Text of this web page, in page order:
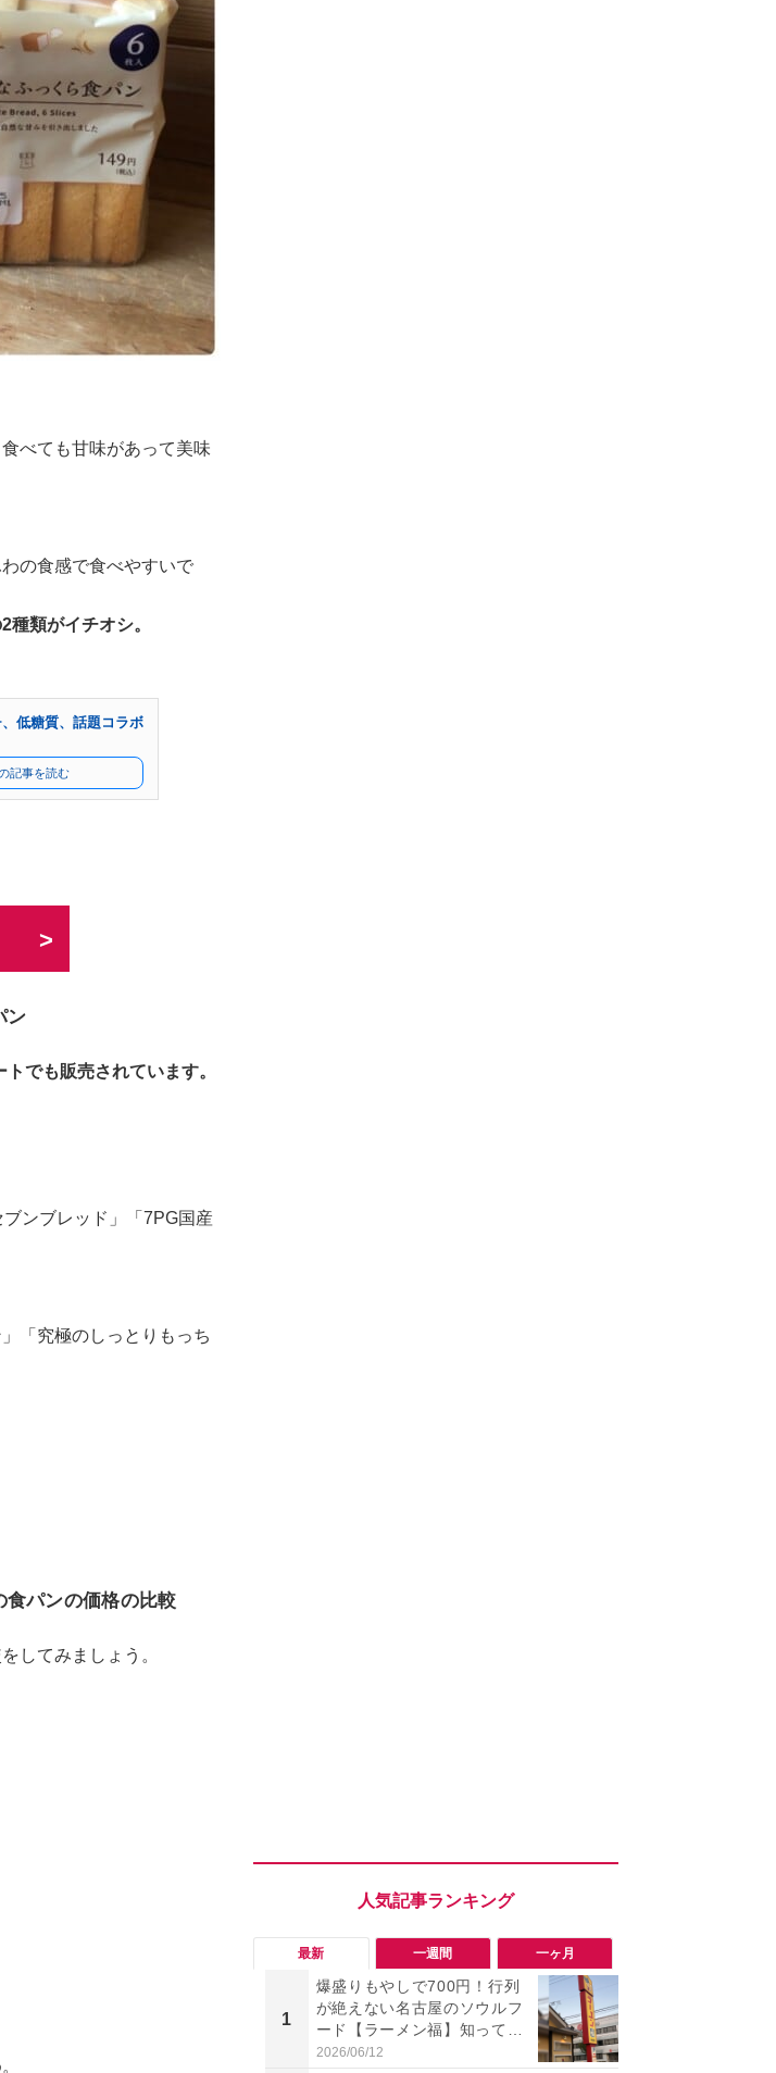
べても甘味があって美味
の食感で食べやすいで
類がイチオシ。
低糖質、話題コラボ
記事を読む
ン
でも販売されています。
ンブレッド」「7PG国産
「究極のしっとりもっち
食パンの価格の比較
してみましょう。
最新 一週間 一ヶ月
1
爆盛りもやしで700円！行列
が絶えない名古屋のソウルフ
ード【ラーメン福】知って
る？
2026/06/12